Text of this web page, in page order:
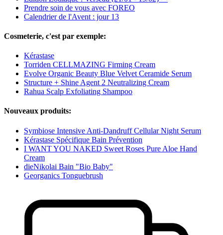
Prendre soin de vous avec FOREO
Calendrier de l'Avent : jour 13
Cosmeterie, c'est par exemple:
Kérastase
Torriden CELLMAZING Firming Cream
Evolve Organic Beauty Blue Velvet Ceramide Serum
Structure + Shine Agent 2 Neutralizing Cream
Rahua Scalp Exfoliating Shampoo
Nouveaux produits:
Symbiose Intensive Anti-Dandruff Cellular Night Serum
Kérastase Spécifique Bain Prévention
I WANT YOU NAKED Sweet Roses Pure Aloe Hand
Cream
dieNikolai Bain "Bio Baby"
Georganics Tonguebrush